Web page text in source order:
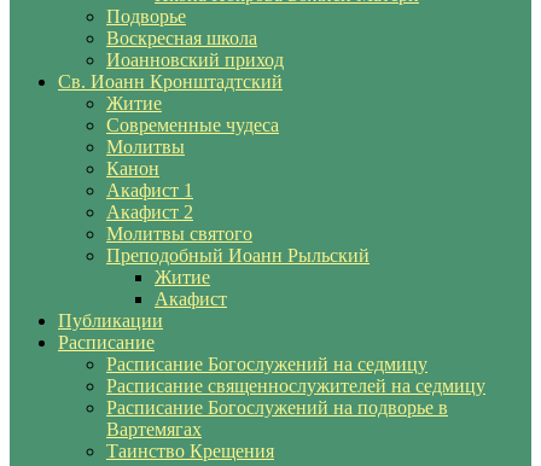
Подворье
Воскресная школа
Иоанновский приход
Св. Иоанн Кронштадтский
Житие
Современные чудеса
Молитвы
Канон
Акафист 1
Акафист 2
Молитвы святого
Преподобный Иоанн Рыльский
Житие
Акафист
Публикации
Расписание
Расписание Богослужений на седмицу
Расписание священнослужителей на седмицу
Расписание Богослужений на подворье в
Вартемягах
Таинство Крещения